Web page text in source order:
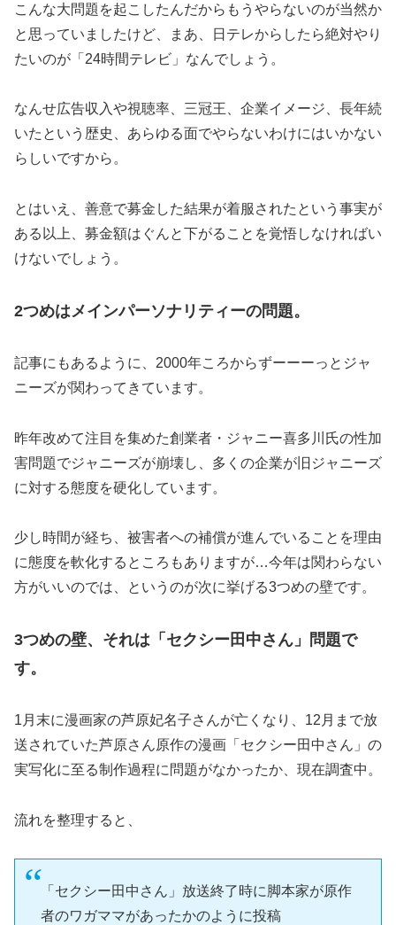
こんな大問題を起こしたんだからもうやらないのが当然か
と思っていましたけど、まあ、日テレからしたら絶対やり
たいのが「24時間テレビ」なんでしょう。
なんせ広告収入や視聴率、三冠王、企業イメージ、長年続
いたという歴史、あらゆる面でやらないわけにはいかない
らしいですから。
とはいえ、善意で募金した結果が着服されたという事実が
ある以上、募金額はぐんと下がることを覚悟しなければい
けないでしょう。
2つめはメインパーソナリティーの問題。
記事にもあるように、2000年ころからずーーーっとジャ
ニーズが関わってきています。
昨年改めて注目を集めた創業者・ジャニー喜多川氏の性加
害問題でジャニーズが崩壊し、多くの企業が旧ジャニーズ
に対する態度を硬化しています。
少し時間が経ち、被害者への補償が進んでいることを理由
に態度を軟化するところもありますが…今年は関わらない
方がいいのでは、というのが次に挙げる3つめの壁です。
3つめの壁、それは「セクシー田中さん」問題で
す。
1月末に漫画家の芦原妃名子さんが亡くなり、12月まで放
送されていた芦原さん原作の漫画「セクシー田中さん」の
実写化に至る制作過程に問題がなかったか、現在調査中。
流れを整理すると、
「セクシー田中さん」放送終了時に脚本家が原作
者のワガママがあったかのように投稿